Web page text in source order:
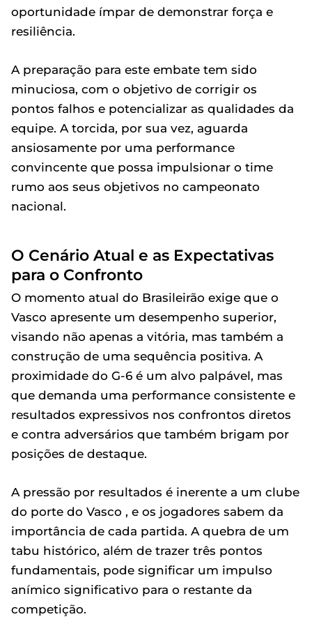
oportunidade ímpar de demonstrar força e
resiliência.
A preparação para este embate tem sido
minuciosa, com o objetivo de corrigir os
pontos falhos e potencializar as qualidades da
equipe. A torcida, por sua vez, aguarda
ansiosamente por uma performance
convincente que possa impulsionar o time
rumo aos seus objetivos no campeonato
nacional.
O Cenário Atual e as Expectativas
para o Confronto
O momento atual do Brasileirão exige que o
Vasco apresente um desempenho superior,
visando não apenas a vitória, mas também a
construção de uma sequência positiva. A
proximidade do G-6 é um alvo palpável, mas
que demanda uma performance consistente e
resultados expressivos nos confrontos diretos
e contra adversários que também brigam por
posições de destaque.
A pressão por resultados é inerente a um clube
do porte do Vasco , e os jogadores sabem da
importância de cada partida. A quebra de um
tabu histórico, além de trazer três pontos
fundamentais, pode significar um impulso
anímico significativo para o restante da
competição.